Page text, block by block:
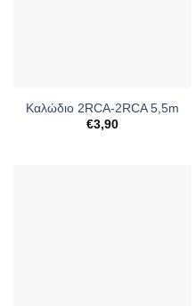
Καλώδιο 2RCA-2RCA 5,5m
€3,90